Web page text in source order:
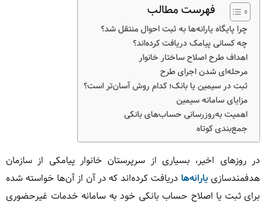
فهرست مطالب
چرا پایگاه یارانه‌ها به ثبت احوال منتقل شد؟
چه کسانی پیامک دریافت کرده‌اند؟
اهداف طرح اصلاح ساختار خانوار
مرحله‌ای شدن اجرای طرح
ثبت در سیمین یا بانک؛ کدام روش آسان‌تر است؟
مزایای سامانه سیمین
اهمیت به‌روزرسانی حساب‌های بانکی
جمع‌بندی کوتاه
در روزهای اخیر، بسیاری از سرپرستان خانوار پیامکی از سازمان
هدفمندسازی یارانه‌هادریافت کرده‌اند که در آن از آن‌ها خواسته شده
برای ثبت یا اصلاح حساب بانکی خود به سامانه خدمات غیرحضوری